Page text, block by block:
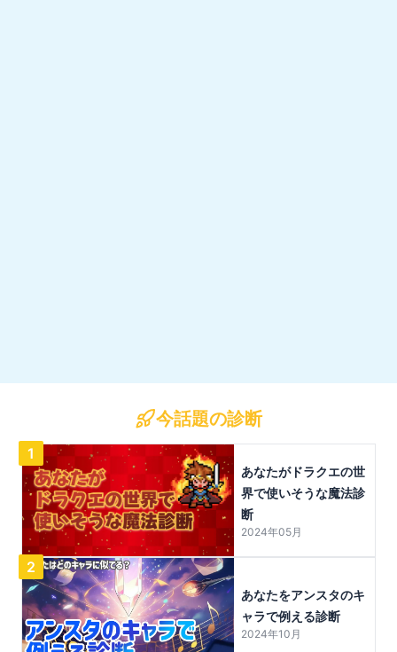
今話題の診断
1
あなたがドラクエの世
界で使いそうな魔法診
断
2024年05月
2
あなたをアンスタのキ
ャラで例える診断
2024年10月